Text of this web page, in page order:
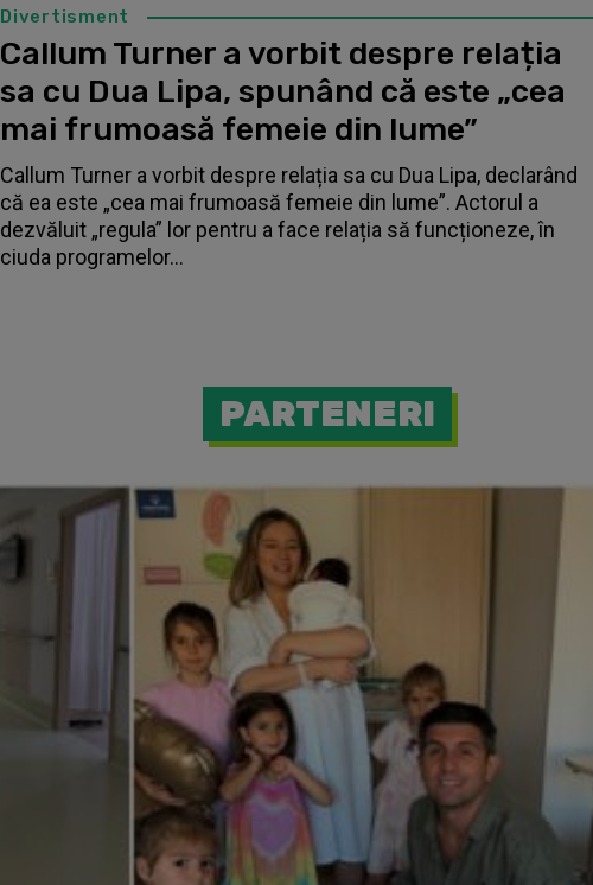
Divertisment
Callum Turner a vorbit despre relația
sa cu Dua Lipa, spunând că este „cea
mai frumoasă femeie din lume”
Callum Turner a vorbit despre relația sa cu Dua Lipa, declarând
că ea este „cea mai frumoasă femeie din lume”. Actorul a
dezvăluit „regula” lor pentru a face relația să funcționeze, în
ciuda programelor...
PARTENERI